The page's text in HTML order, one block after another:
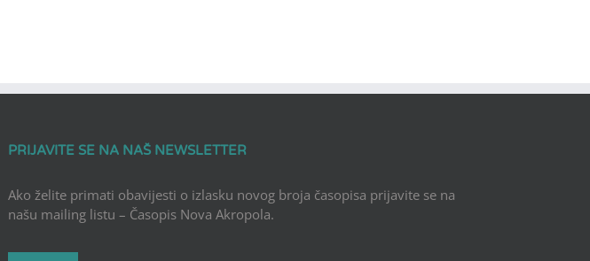
PRIJAVITE SE NA NAŠ NEWSLETTER
Ako želite primati obavijesti o izlasku novog broja časopisa prijavite se na
našu mailing listu – Časopis Nova Akropola.